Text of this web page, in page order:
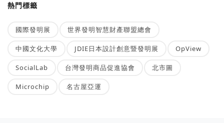
熱門標籤
國際發明展 世界發明智慧財產聯盟總會
中國文化大學 JDIE日本設計創意暨發明展 OpView
SocialLab 台灣發明商品促進協會 北市圖
Microchip 名古屋亞運